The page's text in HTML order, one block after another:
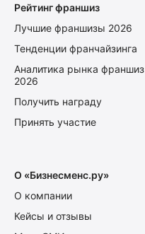
Рейтинг франшиз
Лучшие франшизы 2026
Тенденции франчайзинга
Аналитика рынка франшиз
2026
Получить награду
Принять участие
О «Бизнесменс.ру»
О компании
Кейсы и отзывы